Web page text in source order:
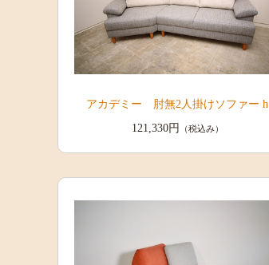
アカデミー 肘無2人掛けソファー h
121,330円
（税込み）